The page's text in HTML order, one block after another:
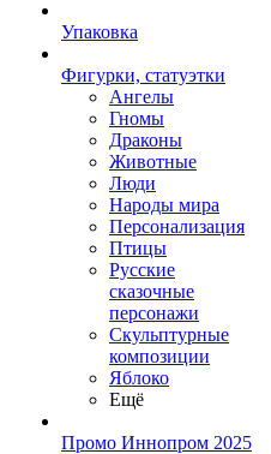
Упаковка
Фигурки, статуэтки
Ангелы
Гномы
Драконы
Животные
Люди
Народы мира
Персонализация
Птицы
Русские
сказочные
персонажи
Скульптурные
композиции
Яблоко
Ещё
Промо Иннопром 2025